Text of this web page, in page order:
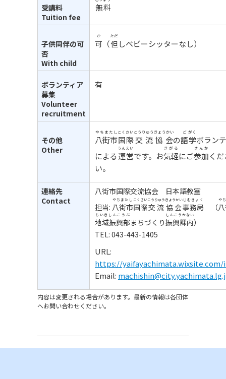
受講料
Tuition fee
無料
子供同伴の可
否
With child
可
か
（但
ただ
しベビーシッターなし）
ボランティア
募集
Volunteer
recruitment
有
その他
Other
八街市
やちまたし
国際
こくさい
交流
こうりゅう
協会
きょうかい
の語
ご
学
がく
ボラン
による 運営
うんえい
です。お気軽
きがる
にご参加
さんか
く
い。
連絡先
Contact
八街市国際交流協会 日本語教室
担当: 八街市
やちまたし
国際
こくさい
交流
こうりゅう
協会
きょうかい
事務局
じむきょく
（
や
地域振興部
ちいきしんこうぶ
まちづくり振興課内
しんこうかない
）
TEL: 043-443-1405
URL:
https://yaifayachimata.wixsite.com/
Email:
内容は変更される場合があります。最新の情報は各団体
へお問い合わせください。